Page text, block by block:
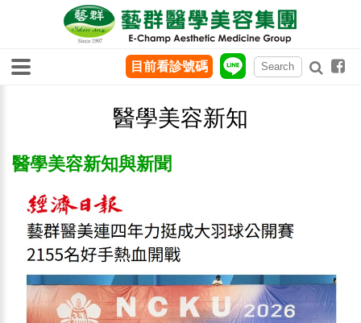
醫學美容新知
醫學美容新知與新聞
目前看診號碼